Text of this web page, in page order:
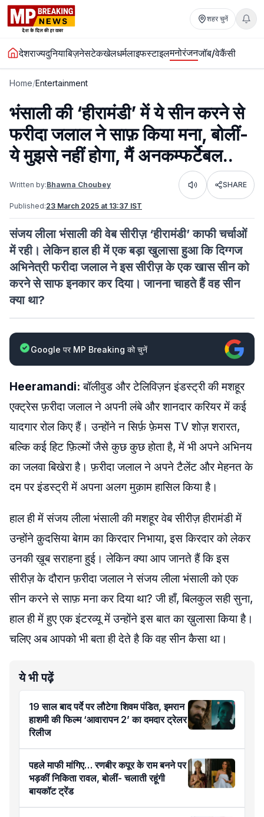
शहर चुनें
देशराज्यदुनियाबिज़नेसटेकखेलधर्मलाइफस्टाइलमनोरंजनजॉब/वेकैंसी
Home/Entertainment
भंसाली की ‘हीरामंडी’ में ये सीन करने से
फरीदा जलाल ने साफ़ किया मना, बोलीं-
ये मुझसे नहीं होगा, मैं अनकम्फर्टेबल..
Written by:Bhawna Choubey Listen SHARE
Published:23 March 2025 at 13:37 IST
संजय लीला भंसाली की वेब सीरीज़ ‘हीरामंडी’ काफी चर्चाओं
में रही। लेकिन हाल ही में एक बड़ा खुलासा हुआ कि दिग्गज
अभिनेत्री फरीदा जलाल ने इस सीरीज़ के एक खास सीन को
करने से साफ इनकार कर दिया। जानना चाहते हैं वह सीन
क्या था?
Google पर MP Breaking को चुनें
Heeramandi: बॉलीवुड और टेलिविज़न इंडस्ट्री की मशहूर
एक्ट्रेस फ़रीदा जलाल ने अपनी लंबे और शानदार करियर में कई
यादगार रोल किए हैं। उन्होंने न सिर्फ़ फ़ेमस TV शोज़ शरारत,
बल्कि कई हिट फ़िल्मों जैसे कुछ कुछ होता है, में भी अपने अभिनय
का जलवा बिखेरा है। फ़रीदा जलाल ने अपने टैलेंट और मेहनत के
दम पर इंडस्ट्री में अपना अलग मुक़ाम हासिल किया है।
हाल ही में संजय लीला भंसाली की मशहूर वेब सीरीज़ हीरामंडी में
उन्होंने क़ुदसिया बेग़म का किरदार निभाया, इस किरदार को लेकर
उनकी ख़ूब सराहना हुई। लेकिन क्या आप जानते हैं कि इस
सीरीज़ के दौरान फ़रीदा जलाल ने संजय लीला भंसाली को एक
सीन करने से साफ़ मना कर दिया था? जी हाँ, बिलकुल सही सुना,
हाल ही में हुए एक इंटरव्यू में उन्होंने इस बात का ख़ुलासा किया है।
चलिए अब आपको भी बता ही देते है कि वह सीन कैसा था।
ये भी पढ़ें
19 साल बाद पर्दे पर लौटेगा शिवम पंडित, इमरान
हाशमी की फिल्म ‘आवारापन 2’ का दमदार ट्रेलर
रिलीज
पहले माफी मांगिए… रणबीर कपूर के राम बनने पर
भड़कीं निकिता रावल, बोलीं- चलाती रहूंगी
बायकॉट ट्रेंड